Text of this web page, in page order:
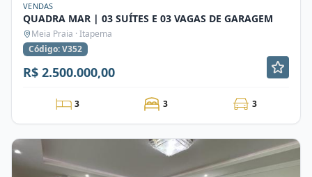
VENDAS
QUADRA MAR | 03 SUÍTES E 03 VAGAS DE GARAGEM
Meia Praia · Itapema
Código: V352
R$ 2.500.000,00
3 3 3